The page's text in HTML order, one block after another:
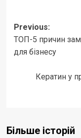
Post
Previous:
ТОП-5 причин
для бізнесу
Кератин у
Більше історій